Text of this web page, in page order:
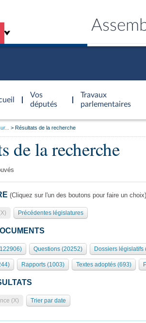
Vos
députés
Travaux
parlementaires
et autres organes
de l'Assemblée
l'Assemblée
des Présidents Bureau Collège des
chiffres clés
du palais Bourbon
séance
Résultats de la recherche
de la recherche
(Cliquez sur l'un des boutons pour faire un choix)
Précédentes législatures
Questions (20252) Dossiers législatifs
Rapports (1003) Textes adoptés (693)
(X) Trier par date